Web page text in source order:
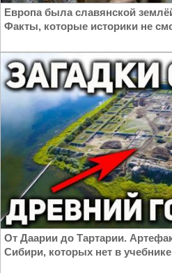
Европа была славянской
Факты, которые историки не
От Даарии до Тартарии.
Сибири, которых нет в